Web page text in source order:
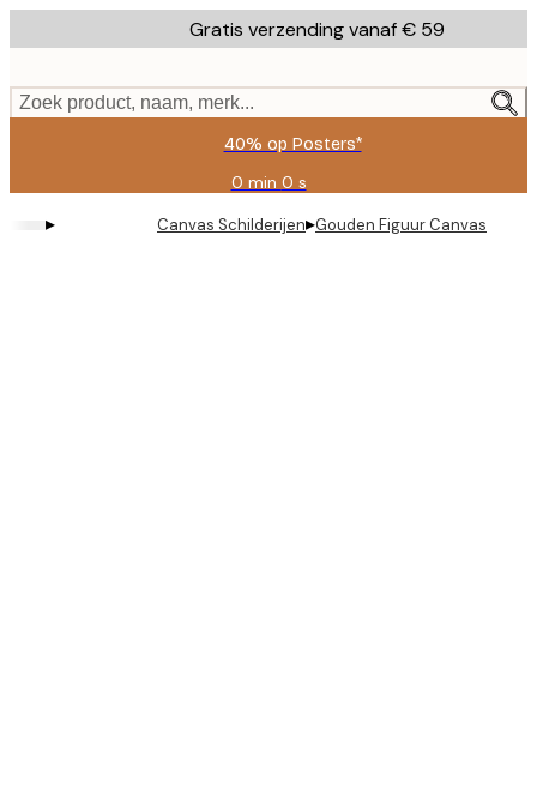
to
content.
Gratis verzending vanaf € 59
Zoek product, naam, merk...
40% op Posters*
0 min 0 s
Geldig
tot:
2026-
▸ Canvas Schilderijen▸Gouden Figuur Canvas